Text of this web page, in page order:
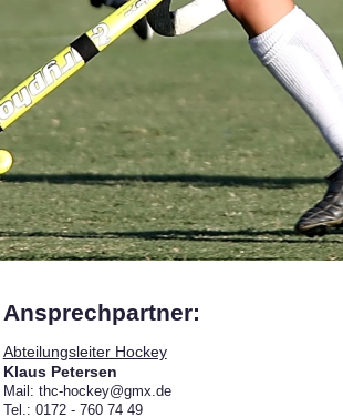
Ansprechpartner:
Abteilungsleiter Hockey
Klaus Petersen
Mail: thc-hockey@gmx.de
Tel.: 0172 - 760 74 49